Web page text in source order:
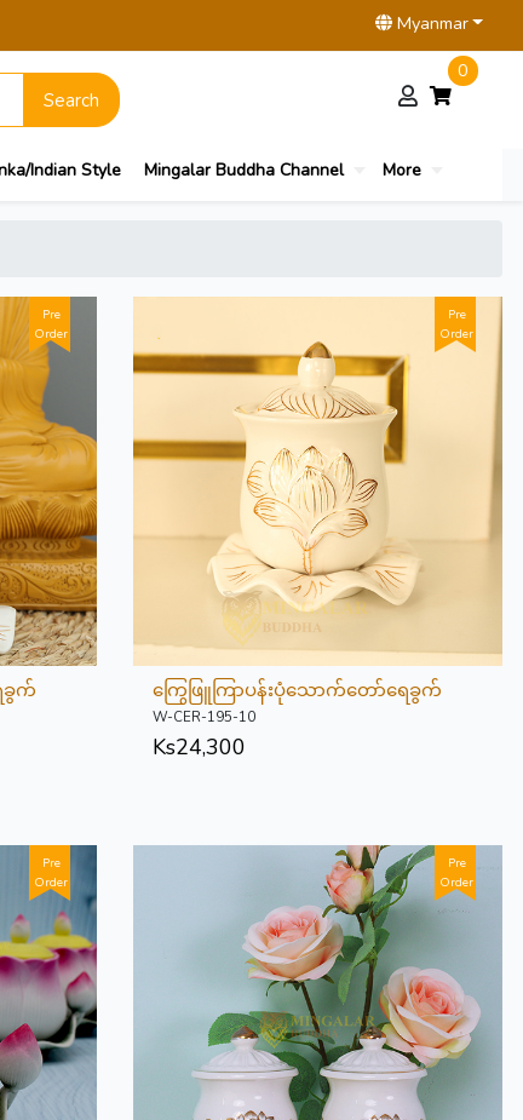
Myanmar
Search
0
Indian Style Mingalar Buddha Channel More
Pre
Order
ခွက်
Pre
Order
ကြွေဖြူကြာပန်းပုံသောက်တော်ရေခွက်
W-CER-195-10
Ks24,300
Pre
Order
Pre
Order